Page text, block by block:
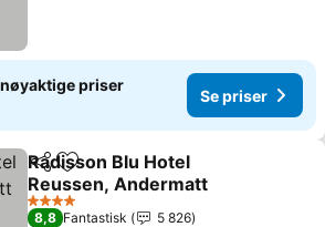
priser
Se priser
Del Legg til i favoritter
Radisson Blu Hotel
Reussen, Andermatt
Se priser
4 Stjerner
8,8 Fantastisk
5 826